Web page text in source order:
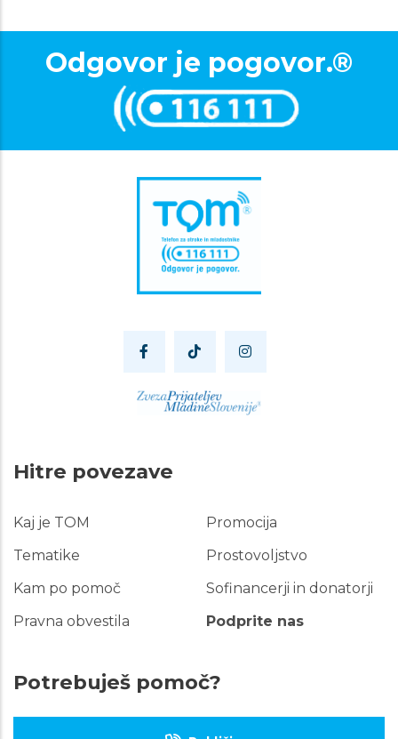
Odgovor je pogovor.®
Hitre povezave
Hitre
povezave
Kaj je TOM
Tematike
Kam po pomoč
Pravna obvestila
Promocija
Prostovoljstvo
Sofinancerji in donatorji
Podprite nas
Potrebuješ pomoč?